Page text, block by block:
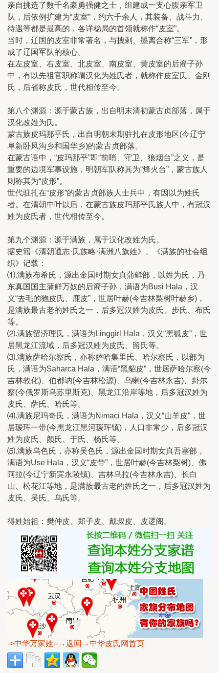
亲自挑选了数千名豪勇强健之士，组建成一支心腹亲军卫
队，后依例扩建为“皮室”，约六千余人，其装备、战斗力、
待遇等都是最高的，各详稳局的首领就称作“皮室”。
当时，辽国的皮室非常著名，与拽剌、墨离合称“三军”，形
成了辽国军队的核心。
在左皮室、右皮室、北皮室、南皮室、黄皮室的后裔子孙
中，有以先祖官职称谓汉化为姓氏者，就称作皮室氏、金刚
氏，后省称皮氏，世代相传至今。
第八个渊源：源于蒙古族，出自明末清初蒙古贞部落，属于
汉化改姓为氏。
蒙古族皮玛那乎氏，出自明朝末期驻扎在皮形地区(今辽宁
阜新卧凤沟乡和国华乡)的蒙古贞部落。
在蒙古语中，“皮玛那乎”即“前哨、守卫、狼烟台”之义，是
重要的边境军事设施，明朝军队称其为“烽火台”，蒙古族人
则称其为“皮形”。
世代驻扎在“皮形”的蒙古贞部族人士兵中，有因以为姓氏
者。在清朝中叶以后，在蒙古族皮玛那乎氏族人中，有冠汉
姓为皮氏者，世代相传至今。
第九个渊源：源于满族，属于汉化改姓为氏。
据史籍《清朝通志·氏族略·满洲八旗姓》、《满族的社会组
织》记载：
⑴.满族布希氏，源出金国时期女真蒲鲜部，以姓为氏，乃
东真国国主蒲鲜万奴的后裔子孙，满语为Busi Hala，汉
义“去毛的狍皮氏、鹿皮”，世居叶赫(今吉林梨树叶赫乡)，
是满族最古老的姓氏之一，后多冠汉姓为皮氏、步氏、布氏
等。
⑵.满族留济理氏，满语为Linggirl Hala，汉义“黑狐皮”，世
居黑龙江流域，后多冠汉姓为皮氏、留氏等。
⑶.满族萨哈尔察氏，亦称萨哈集里氏、哈尔察氏，以部为
氏，满语为Saharca Hala，满语“黑貂皮”，世居萨哈尔察(今
吉林敦化)、伯都讷(今吉林松源)、乌喇(今吉林永吉)、卦尔
察(今俄罗斯乌苏里斯克)、黑龙江沿岸等地，后多冠汉姓为
皮氏、萨氏、哈氏等。
⑷.满族尼玛奇氏，满语为Nimaci Hala，汉义“山羊皮”，世
居瑷珲一带(今黑龙江黑河瑷珲镇)，人口非常少，后多冠汉
姓为皮氏、颜氏、于氏、杨氏等。
⑸.满族乌色氏，亦称吴色氏，源出金国时期女真吾塞部，
满语为Use Hala，汉义“皮带”，世居叶赫(今吉林梨树)、佛
阿拉(今辽宁新宾永陵镇)、吉林乌拉(今吉林永吉)、长白
山、松花江等地，是满族最古老的姓氏之一，后多冠汉姓为
皮氏、吴氏、乌氏等。
得姓始祖：樊仲皮、郑子皮、戴叔皮、皮逻阁。
->中华万家姓--→返回→中华皮氏网首页